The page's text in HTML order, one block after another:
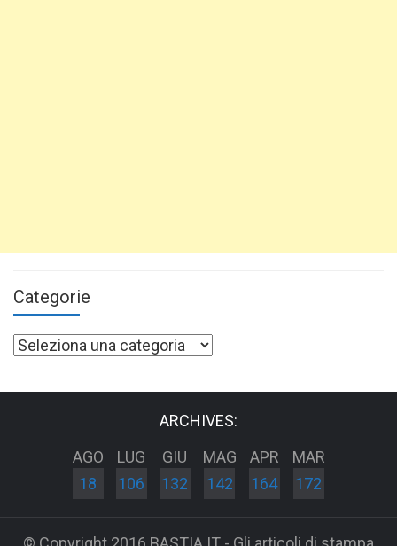
Categorie
Categorie
ARCHIVES:
AGO
18
LUG
106
GIU
132
MAG
142
APR
164
MAR
172